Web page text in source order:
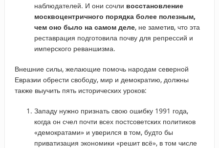
наблюдателей. И они сочли восстановление
москвоцентричного порядка более полезным,
чем оно было на самом деле, не заметив, что эта
реставрация подготовила почву для репрессий и
имперского реваншизма.
Внешние силы, желающие помочь народам северной
Евразии обрести свободу, мир и демократию, должны
также выучить пять исторических уроков:
Западу нужно признать свою ошибку 1991 года,
когда он счел почти всех постсоветских политиков
«демократами» и уверился в том, будто бы
приватизация экономики «решит всё», в том числе